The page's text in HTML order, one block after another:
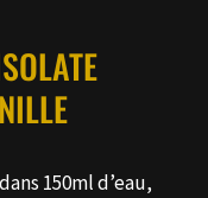
150ml d’eau,